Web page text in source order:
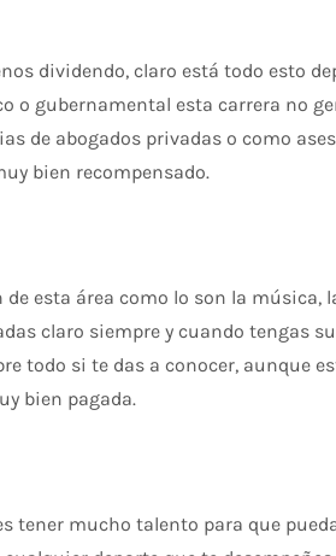
dividendo, claro está todo esto
o gubernamental esta carrera no
de abogados privadas o como
bien recompensado.
de esta área como lo son la
claro siempre y cuando tengas
todo si te das a conocer, aunque
bien pagada.
tener mucho talento para que